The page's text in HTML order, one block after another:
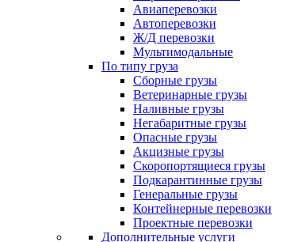
Авиаперевозки
Автоперевозки
Ж/Д перевозки
Мультимодальные
По типу груза
Сборные грузы
Ветеринарные грузы
Наливные грузы
Негабаритные грузы
Опасные грузы
Акцизные грузы
Скоропортящиеся грузы
Подкарантинные грузы
Генеральные грузы
Контейнерные перевозки
Проектные перевозки
Дополнительные услуги